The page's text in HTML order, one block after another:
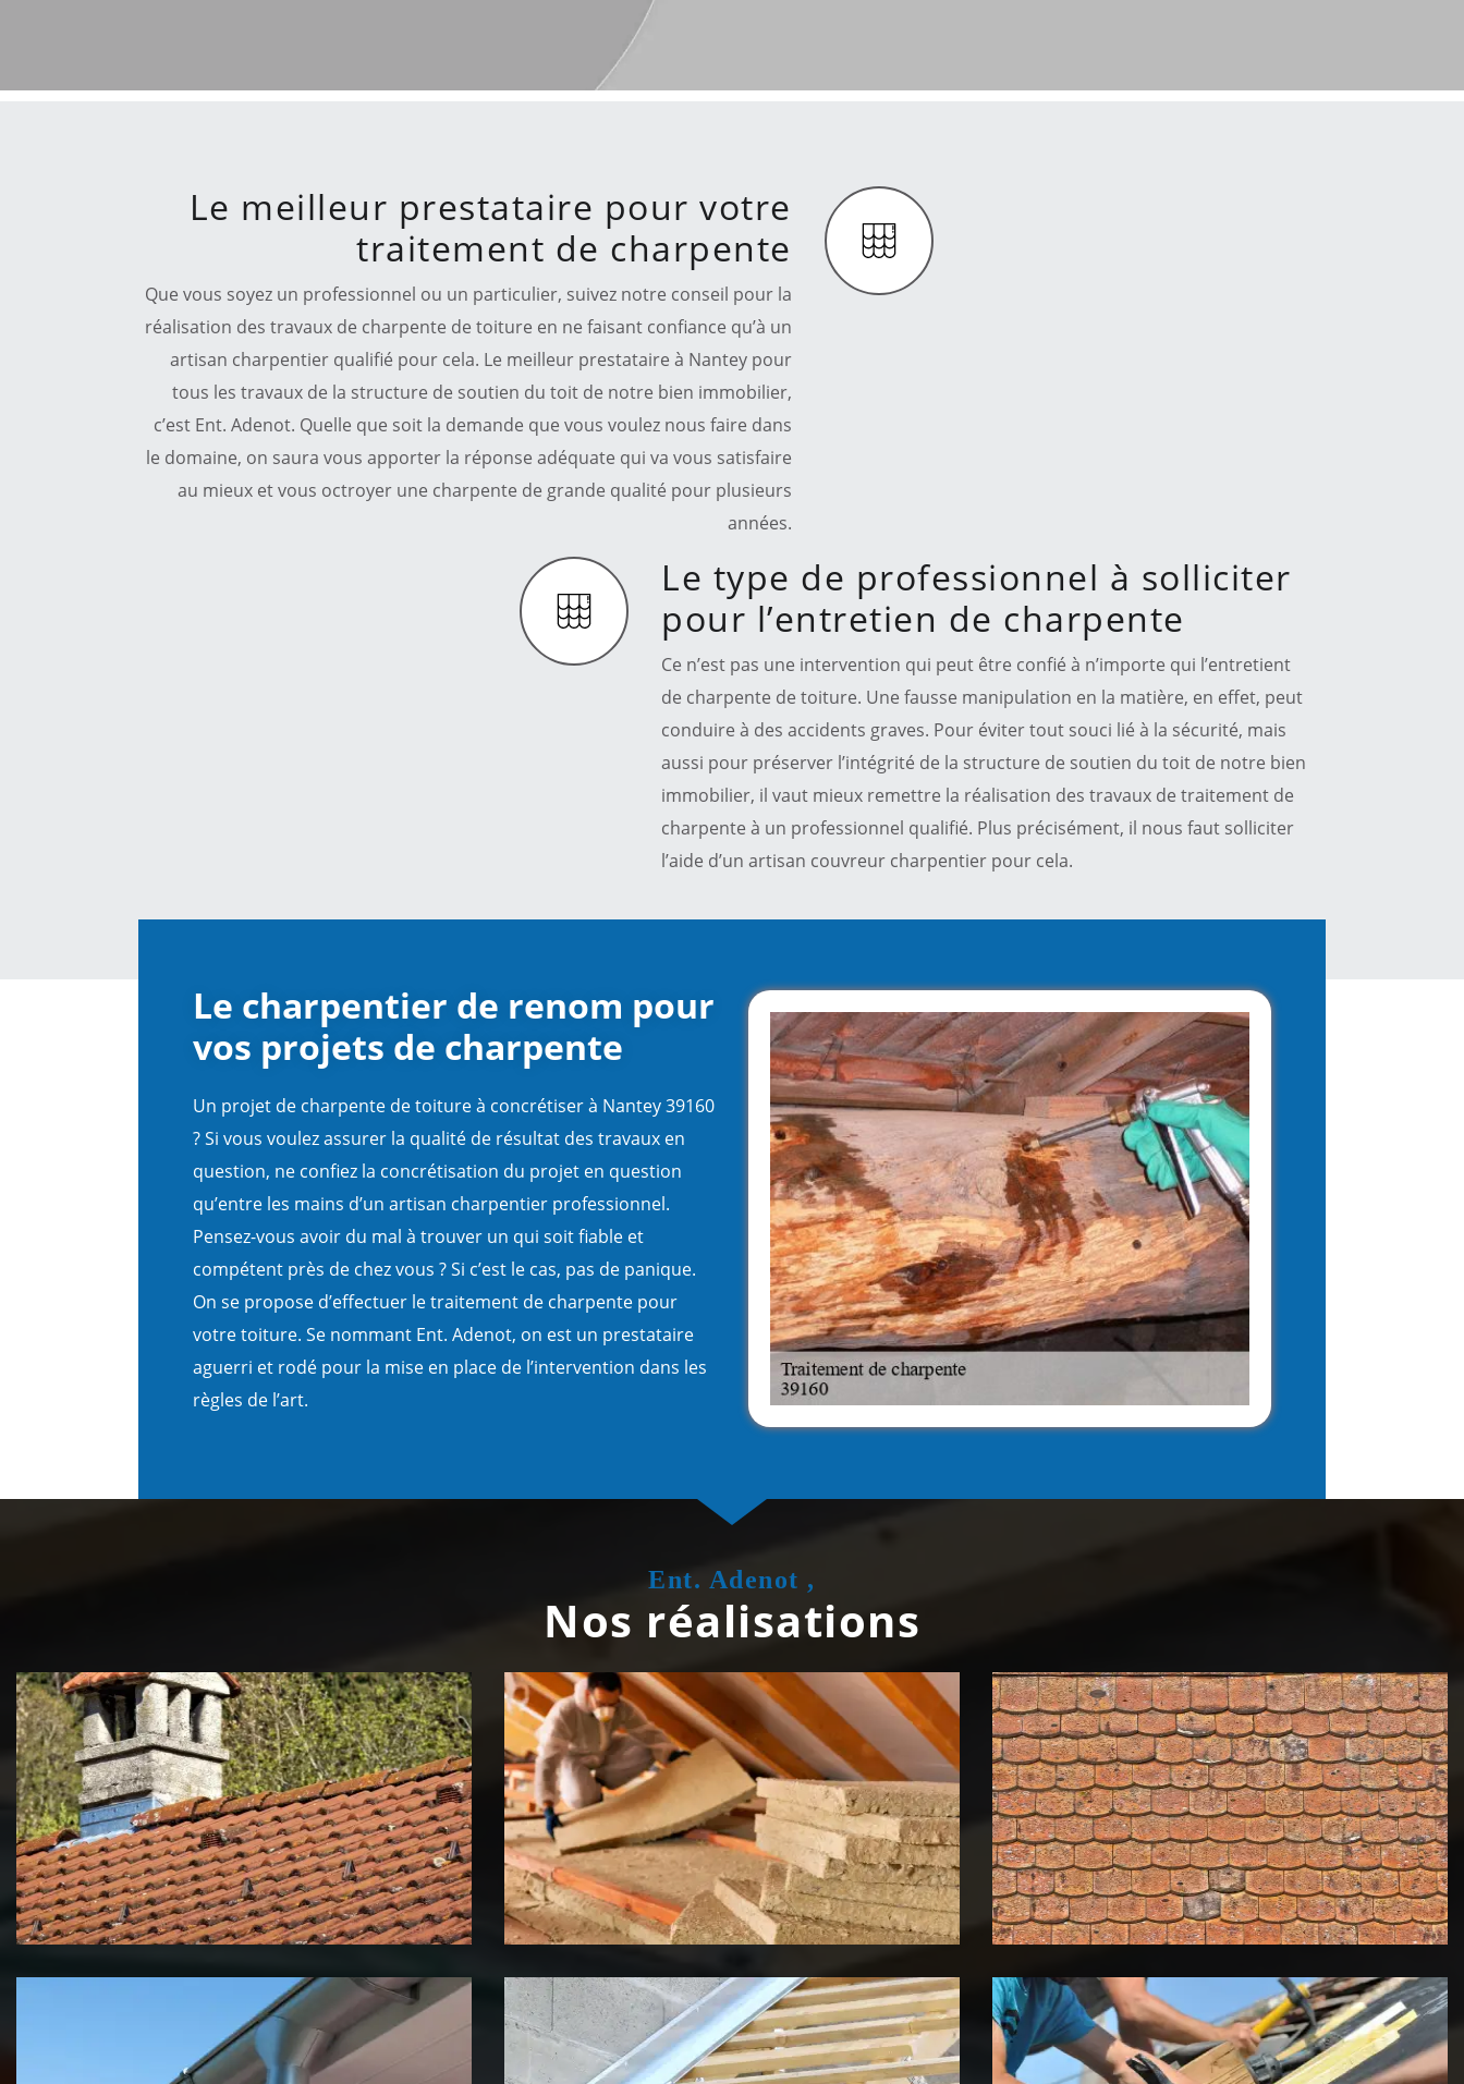
Le meilleur prestataire pour votre
traitement de charpente
Que vous soyez un professionnel ou un particulier, suivez notre conseil pour la
réalisation des travaux de charpente de toiture en ne faisant confiance qu’à un
artisan charpentier qualifié pour cela. Le meilleur prestataire à Nantey pour
tous les travaux de la structure de soutien du toit de notre bien immobilier,
c’est Ent. Adenot. Quelle que soit la demande que vous voulez nous faire dans
le domaine, on saura vous apporter la réponse adéquate qui va vous satisfaire
au mieux et vous octroyer une charpente de grande qualité pour plusieurs
années.
Le type de professionnel à solliciter
pour l’entretien de charpente
Ce n’est pas une intervention qui peut être confié à n’importe qui l’entretient
de charpente de toiture. Une fausse manipulation en la matière, en effet, peut
conduire à des accidents graves. Pour éviter tout souci lié à la sécurité, mais
aussi pour préserver l’intégrité de la structure de soutien du toit de notre bien
immobilier, il vaut mieux remettre la réalisation des travaux de traitement de
charpente à un professionnel qualifié. Plus précisément, il nous faut solliciter
l’aide d’un artisan couvreur charpentier pour cela.
Le charpentier de renom pour
vos projets de charpente
Un projet de charpente de toiture à concrétiser à Nantey 39160
? Si vous voulez assurer la qualité de résultat des travaux en
question, ne confiez la concrétisation du projet en question
qu’entre les mains d’un artisan charpentier professionnel.
Pensez-vous avoir du mal à trouver un qui soit fiable et
compétent près de chez vous ? Si c’est le cas, pas de panique.
On se propose d’effectuer le traitement de charpente pour
votre toiture. Se nommant Ent. Adenot, on est un prestataire
aguerri et rodé pour la mise en place de l’intervention dans les
règles de l’art.
Ent. Adenot ,
Nos réalisations
Couvreur zingueur 39 Jura Isolation de toiture 39 Jura
Nettoyage et démoussage de
toiture 39 Jura